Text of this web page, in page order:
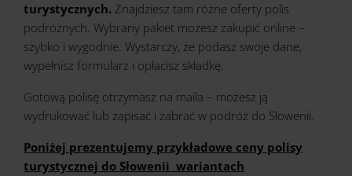
turystycznych. Znajdziesz tam różne oferty polis
podróżnych. Wybrany pakiet możesz zakupić online –
szybko i wygodnie. Wystarczy, że podasz swoje dane,
wypełnisz formularz i opłacisz składkę.
Gotową polisę otrzymasz na maila – możesz ją
wydrukować lub zapisać i zabrać w podróż do Słowenii.
Poniżej prezentujemy przykładowe ceny polisy
turystycznej do Słowenii wariantach